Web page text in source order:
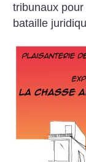
tribunaux
bataille